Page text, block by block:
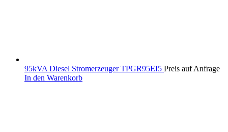
95kVA Diesel Stromerzeuger TPGR95EI5 Preis auf Anfrage
In den Warenkorb